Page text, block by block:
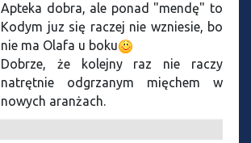
Apteka dobra, ale ponad "mendę" to
Kodym juz się raczej nie wzniesie, bo
nie ma Olafa u boku
Dobrze, że kolejny raz nie raczy
natrętnie odgrzanym mięchem w
nowych aranżach.